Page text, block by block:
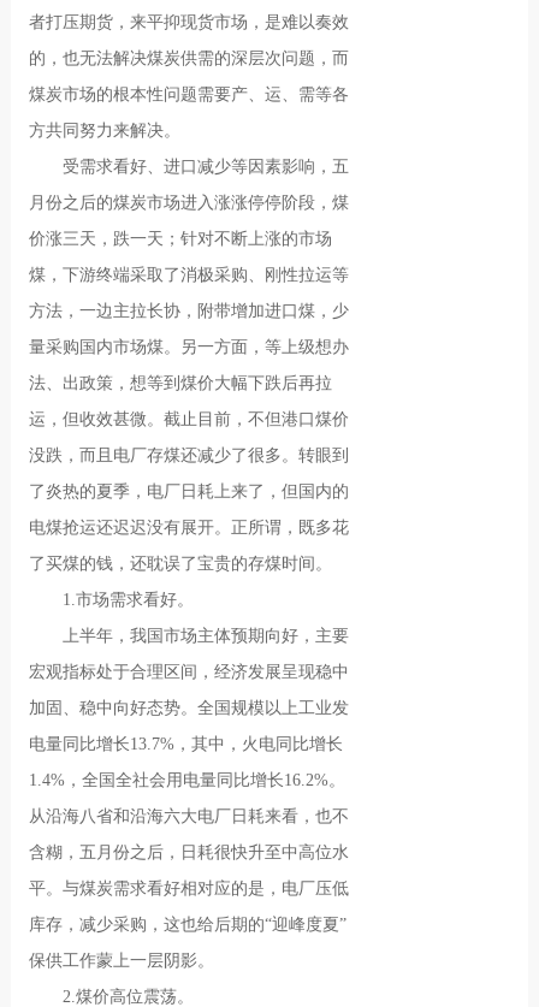
者打压期货，来平抑现货市场，是难以奏效
的，也无法解决煤炭供需的深层次问题，而
煤炭市场的根本性问题需要产、运、需等各
方共同努力来解决。
受需求看好、进口减少等因素影响，五
月份之后的煤炭市场进入涨涨停停阶段，煤
价涨三天，跌一天；针对不断上涨的市场
煤，下游终端采取了消极采购、刚性拉运等
方法，一边主拉长协，附带增加进口煤，少
量采购国内市场煤。另一方面，等上级想办
法、出政策，想等到煤价大幅下跌后再拉
运，但收效甚微。截止目前，不但港口煤价
没跌，而且电厂存煤还减少了很多。转眼到
了炎热的夏季，电厂日耗上来了，但国内的
电煤抢运还迟迟没有展开。正所谓，既多花
了买煤的钱，还耽误了宝贵的存煤时间。
1.市场需求看好。
上半年，我国市场主体预期向好，主要
宏观指标处于合理区间，经济发展呈现稳中
加固、稳中向好态势。全国规模以上工业发
电量同比增长13.7%，其中，火电同比增长
1.4%，全国全社会用电量同比增长16.2%。
从沿海八省和沿海六大电厂日耗来看，也不
含糊，五月份之后，日耗很快升至中高位水
平。与煤炭需求看好相对应的是，电厂压低
库存，减少采购，这也给后期的“迎峰度夏”
保供工作蒙上一层阴影。
2.煤价高位震荡。